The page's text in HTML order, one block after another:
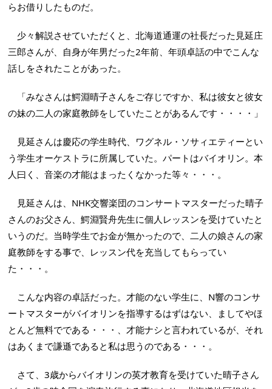
らお借りしたものだ。
少々解説させていただくと、北海道通運の社長だった見延庄
三郎さんが、自身が年男だった2年前、年頭卓話の中でこんな
話しをされたことがあった。
「みなさんは鰐淵晴子さんをご存じですか、私は彼女と彼女
の妹の二人の家庭教師をしていたことがあるんです・・・・」
見延さんは慶応の学生時代、ワグネル・ソサィエティーとい
う学生オーケストラに所属していた。パートはバイオリン。本
人曰く、音楽の才能はまったくなかった等々・・・。
見延さんは、NHK交響楽団のコンサートマスターだった晴子
さんのお父さん、鰐淵賢舟先生に個人レッスンを受けていたと
いうのだ。当時学生でお金が無かったので、二人の娘さんの家
庭教師をする事で、レッスン代を充当してもらってい
た・・・。
こんな内容の卓話だった。才能のない学生に、N響のコンサ
ートマスターがバイオリンを指導するはずはない、ましてやほ
とんど無料でである・・・、才能ナシと言われているが、それ
はあくまで謙遜であると私は思うのである・・・。
さて、3歳からバイオリンの英才教育を受けていた晴子さん